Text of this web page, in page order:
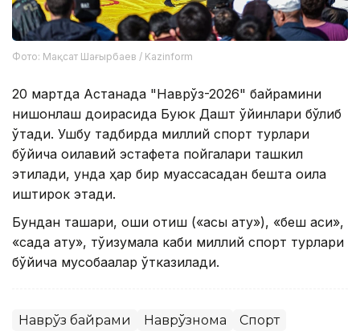
Фото: Мақсат Шағырбаев / Kazinform
20 мартда Астанада "Наврўз-2026" байрамини
нишонлаш доирасида Буюк Дашт ўйинлари бўлиб
ўтади. Ушбу тадбирда миллий спорт турлари
бўйича оилавий эстафета пойгалари ташкил
этилади, унда ҳар бир муассасадан бешта оила
иштирок этади.
Бундан ташқари, ошиқ отиш («асық ату»), «беш асиқ»,
«садақ ату», тўққизқумалақ каби миллий спорт турлари
бўйича мусобақалар ўтказилади.
Наврўз байрами Наврўзнома Спорт